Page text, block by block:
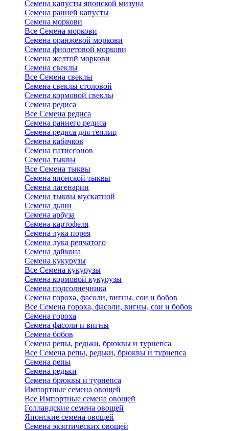
Семена капусты японской мизуна
Семена ранней капусты
Семена моркови
Все Семена моркови
Семена оранжевой моркови
Семена фиолетовой моркови
Семена желтой моркови
Семена свеклы
Все Семена свеклы
Семена свеклы столовой
Семена кормовой свеклы
Семена редиса
Все Семена редиса
Семена раннего редиса
Семена редиса для теплиц
Семена кабачков
Семена патиссонов
Семена тыквы
Все Семена тыквы
Семена японской тыквы
Семена лагенарии
Семена тыквы мускатной
Семена дыни
Семена арбуза
Семена картофеля
Семена лука порея
Семена лука репчатого
Семена дайкона
Семена кукурузы
Все Семена кукурузы
Семена кормовой кукурузы
Семена подсолнечника
Семена гороха, фасоли, вигны, сои и бобов
Все Семена гороха, фасоли, вигны, сои и бобов
Семена гороха
Семена фасоли и вигны
Семена бобов
Семена репы, редьки, брюквы и турнепса
Все Семена репы, редьки, брюквы и турнепса
Семена репы
Семена редьки
Семена брюквы и турнепса
Импортные семена овощей
Все Импортные семена овощей
Голландские семена овощей
Японские семена овощей
Семена экзотических овощей